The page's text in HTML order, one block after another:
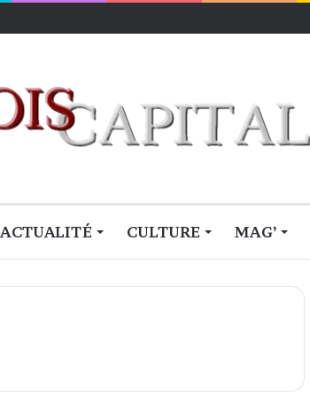
ACTUALITÉ CULTURE MAG’